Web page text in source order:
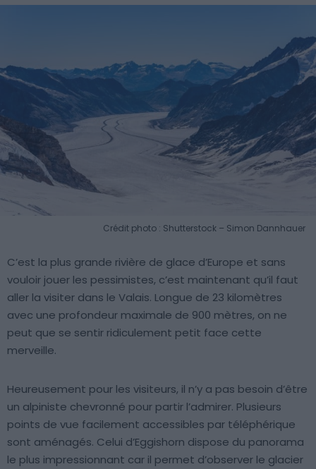
Crédit photo : Shutterstock – Simon Dannhauer
C’est la plus grande rivière de glace d’Europe et sans
vouloir jouer les pessimistes, c’est maintenant qu’il faut
aller la visiter dans le Valais. Longue de 23 kilomètres
avec une profondeur maximale de 900 mètres, on ne
peut que se sentir ridiculement petit face cette
merveille.
Heureusement pour les visiteurs, il n’y a pas besoin d’être
un alpiniste chevronné pour partir l’admirer. Plusieurs
points de vue facilement accessibles par téléphérique
sont aménagés. Celui d’Eggishorn dispose du panorama
le plus impressionnant car il permet d’observer le glacier